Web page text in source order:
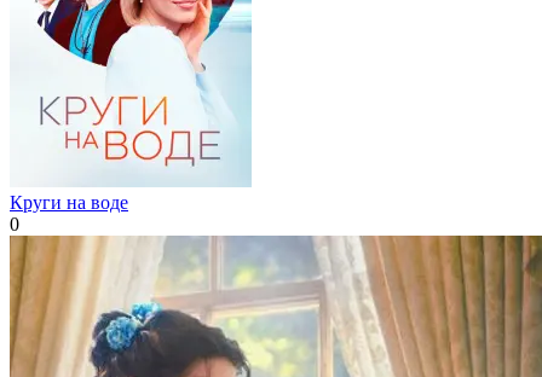
Круги на воде
0